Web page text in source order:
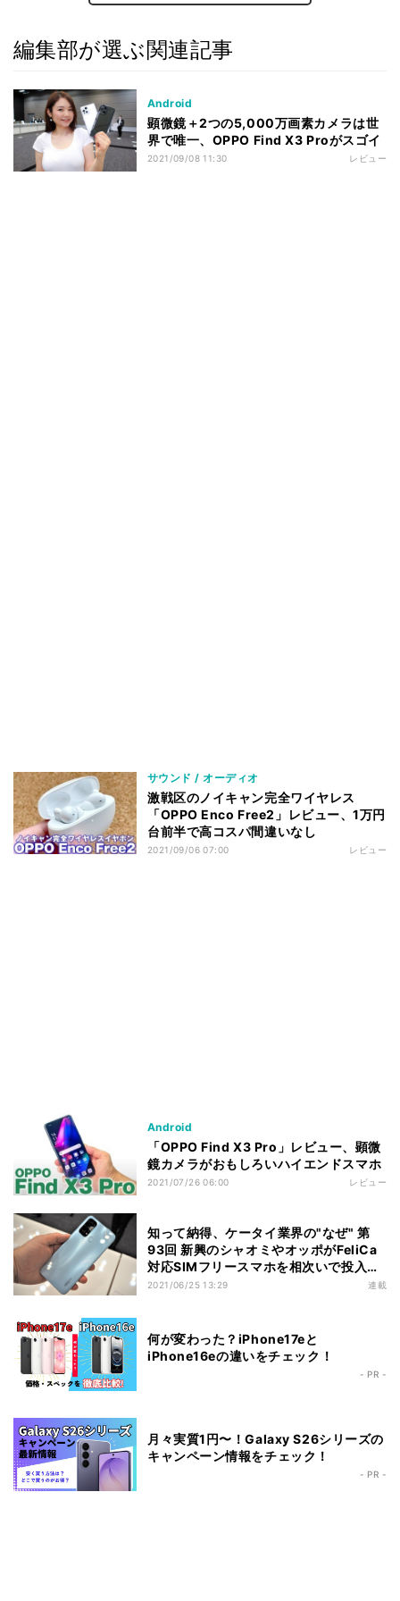
編集部が選ぶ関連記事
Android
顕微鏡＋2つの5,000万画素カメラは世
界で唯一、OPPO Find X3 Proがスゴイ
2021/09/08 11:30 レビュー
サウンド / オーディオ
激戦区のノイキャン完全ワイヤレス
「OPPO Enco Free2」レビュー、1万円
台前半で高コスパ間違いなし
2021/09/06 07:00 レビュー
Android
「OPPO Find X3 Pro」レビュー、顕微
鏡カメラがおもしろいハイエンドスマホ
2021/07/26 06:00 レビュー
知って納得、ケータイ業界の"なぜ" 第
93回 新興のシャオミやオッポがFeliCa
対応SIMフリースマホを相次いで投入す
る事情
2021/06/25 13:29 連載
何が変わった？iPhone17eと
iPhone16eの違いをチェック！
- PR -
月々実質1円〜！Galaxy S26シリーズの
キャンペーン情報をチェック！
- PR -